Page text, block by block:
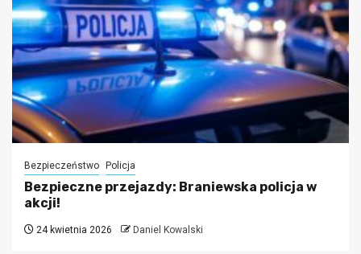
Bezpieczeństwo Policja
Bezpieczne przejazdy: Braniewska policja w
akcji!
24 kwietnia 2026 Daniel Kowalski